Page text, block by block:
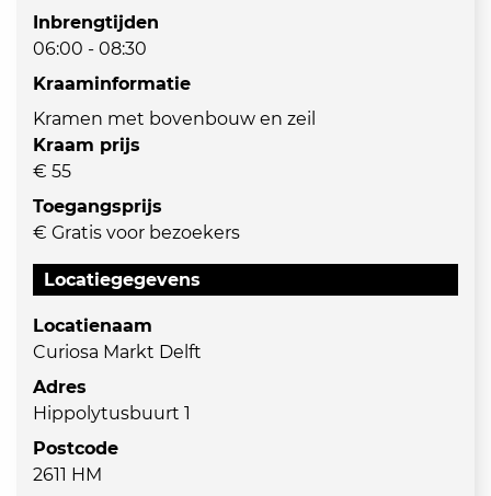
Inbrengtijden
06:00 - 08:30
Kraaminformatie
Kramen met bovenbouw en zeil
Kraam prijs
€ 55
Toegangsprijs
€ Gratis voor bezoekers
Locatiegegevens
Locatienaam
Curiosa Markt Delft
Adres
Hippolytusbuurt 1
Postcode
2611 HM